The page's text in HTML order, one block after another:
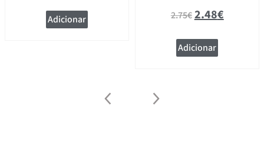
Adicionar 2.75€2.48€
Adicionar